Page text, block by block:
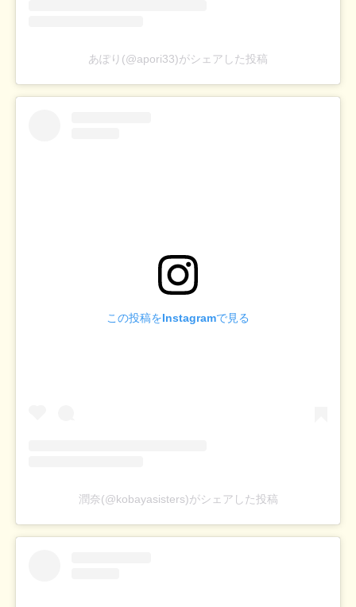
あぽり(@apori33)がシェアした投稿
この投稿をInstagramで見る
潤奈(@kobayasisters)がシェアした投稿